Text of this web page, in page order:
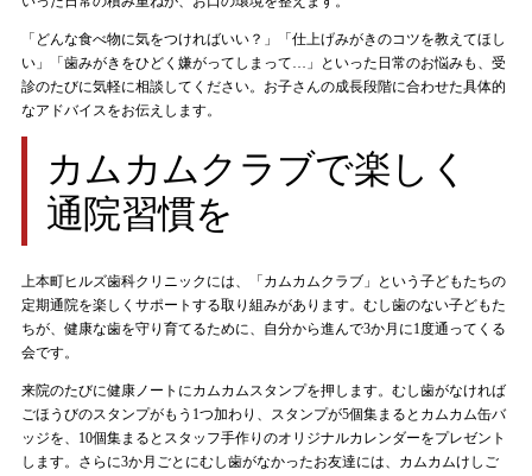
「どんな食べ物に気をつければいい？」「仕上げみがきのコツを教えてほし
い」「歯みがきをひどく嫌がってしまって…」といった日常のお悩みも、受
診のたびに気軽に相談してください。お子さんの成長段階に合わせた具体的
なアドバイスをお伝えします。
カムカムクラブで楽しく
通院習慣を
上本町ヒルズ歯科クリニックには、「カムカムクラブ」という子どもたちの
定期通院を楽しくサポートする取り組みがあります。むし歯のない子どもた
ちが、健康な歯を守り育てるために、自分から進んで3か月に1度通ってくる
会です。
来院のたびに健康ノートにカムカムスタンプを押します。むし歯がなければ
ごほうびのスタンプがもう1つ加わり、スタンプが5個集まるとカムカム缶バ
ッジを、10個集まるとスタッフ手作りのオリジナルカレンダーをプレゼント
します。さらに3か月ごとにむし歯がなかったお友達には、カムカムけしご